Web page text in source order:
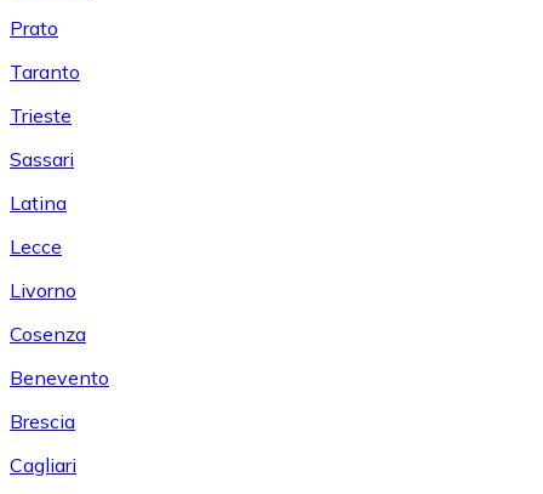
Prato
Taranto
Trieste
Sassari
Latina
Lecce
Livorno
Cosenza
Benevento
Brescia
Cagliari